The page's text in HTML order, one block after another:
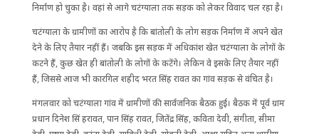
निर्माण हो चुका है। वहां से आगे चटंग्याला तक सड़क को लेकर विवाद चल रहा है।
चटंग्याला के ग्रामीणों का आरोप है कि बांतोली के लोग सड़क निर्माण में अपने खेत
देने के लिए तैयार नहीं हैं। जबकि इस सड़क में अधिकांश खेत चटंग्याला के लोगों के
कटने हैं, कुछ खेत ही बांतोली के लोगों के कटेंगे। लेकिन वे इसके लिए तैयार नहीं
हैं, जिससे आज भी कारगिल शहीद भरत सिंह रावत का गांव सड़क से वंचित है।
मंगलवार को चटंग्याला गांव में ग्रामीणों की सार्वजनिक बैठक हुई। बैठक में पूर्व ग्राम
प्रधान दिनेश सिं हरावत, पान सिंह रावत, जितेंद्र सिंह, कविता देवी, संगीता, सीमा